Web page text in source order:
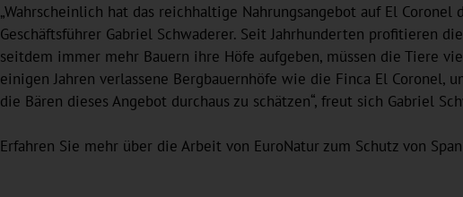
„Wahrscheinlich hat das reichhaltige Nahrungsangebot auf El
Geschäftsführer Gabriel Schwaderer. Seit Jahrhunderten profitieren
seitdem immer mehr Bauern ihre Höfe aufgeben, müssen die Tiere
einigen Jahren verlassene Bergbauernhöfe wie die Finca El
die Bären dieses Angebot durchaus zu schätzen“, freut sich Gabriel
Erfahren Sie mehr über die Arbeit von EuroNatur zum Schutz von